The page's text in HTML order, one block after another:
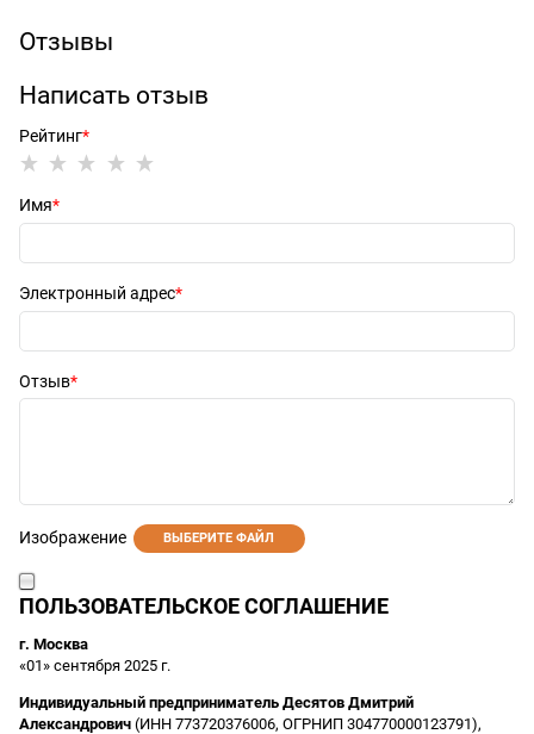
Отзывы
Написать отзыв
Рейтинг
Имя
Электронный адрес
Отзыв
Изображение ВЫБЕРИТЕ ФАЙЛ
ПОЛЬЗОВАТЕЛЬСКОЕ СОГЛАШЕНИЕ
г. Москва
«01» сентября 2025 г.
Индивидуальный предприниматель Десятов Дмитрий
Александрович (ИНН 773720376006, ОГРНИП 304770000123791),